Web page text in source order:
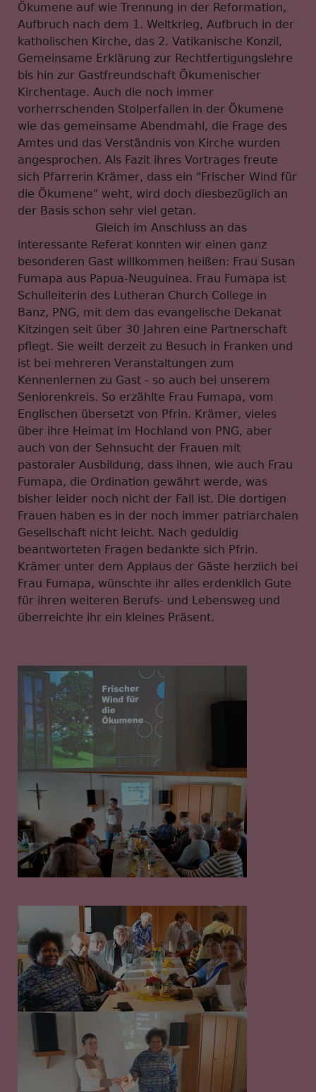
Ökumene auf wie Trennung in der Reformation,
Aufbruch nach dem 1. Weltkrieg, Aufbruch in der
katholischen Kirche, das 2. Vatikanische Konzil,
Gemeinsame Erklärung zur Rechtfertigungslehre
bis hin zur Gastfreundschaft Ökumenischer
Kirchentage. Auch die noch immer
vorherrschenden Stolperfallen in der Ökumene
wie das gemeinsame Abendmahl, die Frage des
Amtes und das Verständnis von Kirche wurden
angesprochen. Als Fazit ihres Vortrages freute
sich Pfarrerin Krämer, dass ein "Frischer Wind für
die Ökumene" weht, wird doch diesbezüglich an
der Basis schon sehr viel getan.
Gleich im Anschluss an das
interessante Referat konnten wir einen ganz
besonderen Gast willkommen heißen: Frau Susan
Fumapa aus Papua-Neuguinea. Frau Fumapa ist
Schulleiterin des Lutheran Church College in
Banz, PNG, mit dem das evangelische Dekanat
Kitzingen seit über 30 Jahren eine Partnerschaft
pflegt. Sie weilt derzeit zu Besuch in Franken und
ist bei mehreren Veranstaltungen zum
Kennenlernen zu Gast - so auch bei unserem
Seniorenkreis. So erzählte Frau Fumapa, vom
Englischen übersetzt von Pfrin. Krämer, vieles
über ihre Heimat im Hochland von PNG, aber
auch von der Sehnsucht der Frauen mit
pastoraler Ausbildung, dass ihnen, wie auch Frau
Fumapa, die Ordination gewährt werde, was
bisher leider noch nicht der Fall ist. Die dortigen
Frauen haben es in der noch immer patriarchalen
Gesellschaft nicht leicht. Nach geduldig
beantworteten Fragen bedankte sich Pfrin.
Krämer unter dem Applaus der Gäste herzlich bei
Frau Fumapa, wünschte ihr alles erdenklich Gute
für ihren weiteren Berufs- und Lebensweg und
überreichte ihr ein kleines Präsent.